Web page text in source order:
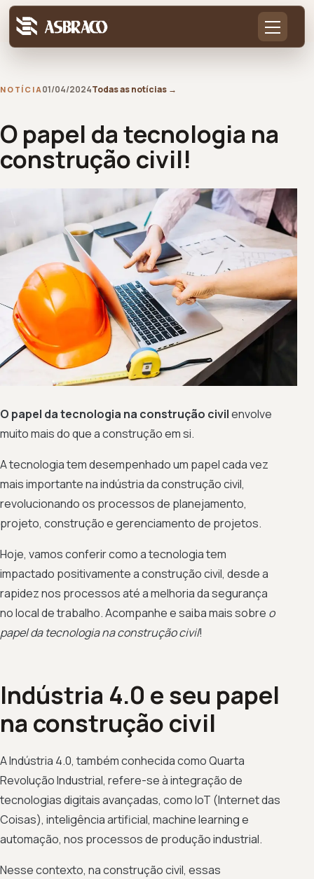
NOTÍCIA01/04/2024Todas as notícias →
O papel da tecnologia na
construção civil!
O papel da tecnologia na construção civilenvolve
muito mais do que a construção em si.
A tecnologia tem desempenhado um papel cada vez
mais importante na indústria da construção civil,
revolucionando os processos de planejamento,
projeto, construção e gerenciamento de projetos.
Hoje, vamos conferir como a tecnologia tem
impactado positivamente a construção civil, desde a
rapidez nos processos até a melhoria da segurança
no local de trabalho. Acompanhe e saiba mais sobre o
papel da tecnologia na construção civil!
Indústria 4.0 e seu papel
na construção civil
A Indústria 4.0, também conhecida como Quarta
Revolução Industrial, refere-se à integração de
tecnologias digitais avançadas, como IoT (Internet das
Coisas), inteligência artificial, machine learning e
automação, nos processos de produção industrial.
Nesse contexto, na construção civil, essas